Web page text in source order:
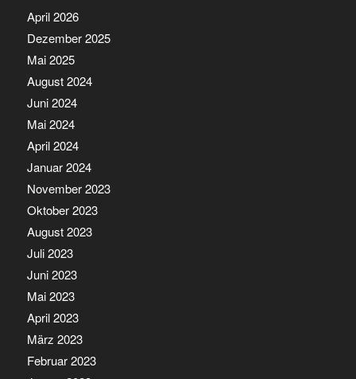
April 2026
Dezember 2025
Mai 2025
August 2024
Juni 2024
Mai 2024
April 2024
Januar 2024
November 2023
Oktober 2023
August 2023
Juli 2023
Juni 2023
Mai 2023
April 2023
März 2023
Februar 2023